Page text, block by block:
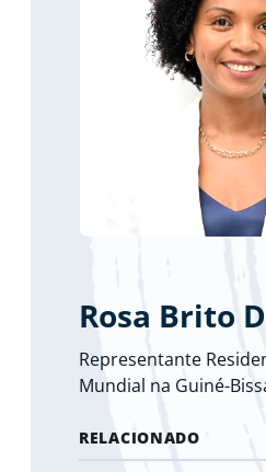
Rosa Brito
Representante
Mundial na Guiné-
RELACIONADO